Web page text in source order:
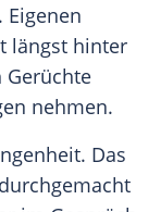
längst hinter
Gerüchte
nehmen.
Das